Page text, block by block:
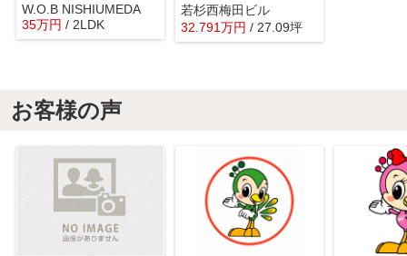
W.O.B NISHIUMEDA
35万円 / 2LDK
若杉西梅田ビル
32.791万円 / 27.09坪
お客様の声